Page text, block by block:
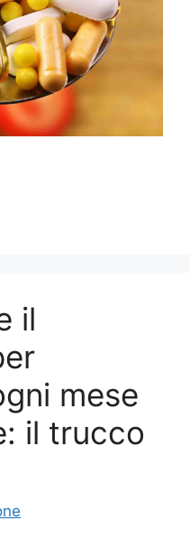
il
mese
il trucco